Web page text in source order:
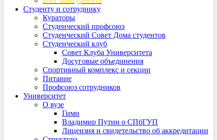
Студенту и сотруднику
Кураторы
Студенческий профсоюз
Студенческий Совет Дома студентов
Студенческий клуб
Совет Клуба Университета
Досуговые объединения
Спортивный комплекс и секции
Питание
Профсоюз сотрудников
Университет
О вузе
Гимн
Владимир Путин о СПбГУП
Лицензия и свидетельство об аккредитации